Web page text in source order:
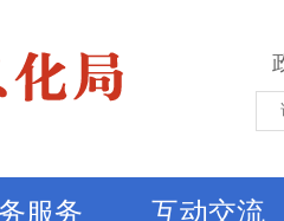
服务 互动交流